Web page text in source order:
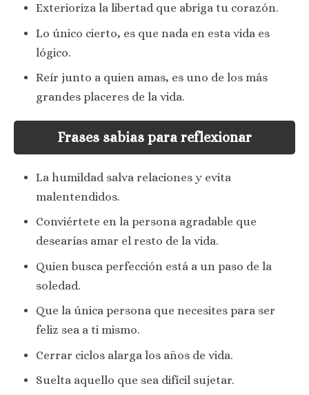
Exterioriza la libertad que abriga tu corazón.
Lo único cierto, es que nada en esta vida es
lógico.
Reír junto a quien amas, es uno de los más
grandes placeres de la vida.
Frases sabias para reflexionar
La humildad salva relaciones y evita
malentendidos.
Conviértete en la persona agradable que
desearías amar el resto de la vida.
Quien busca perfección está a un paso de la
soledad.
Que la única persona que necesites para ser
feliz sea a ti mismo.
Cerrar ciclos alarga los años de vida.
Suelta aquello que sea difícil sujetar.